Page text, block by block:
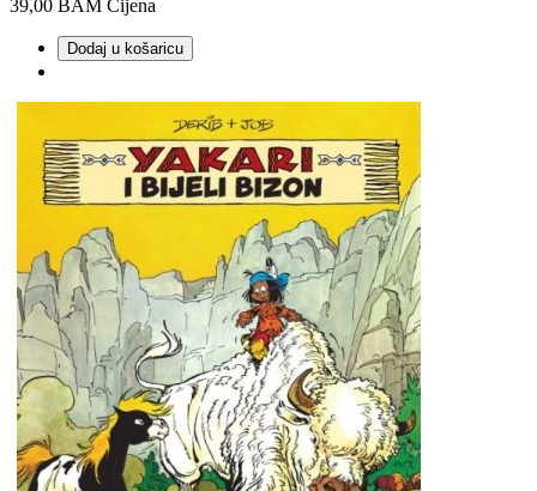
39,00 BAM Cijena
Dodaj u košaricu